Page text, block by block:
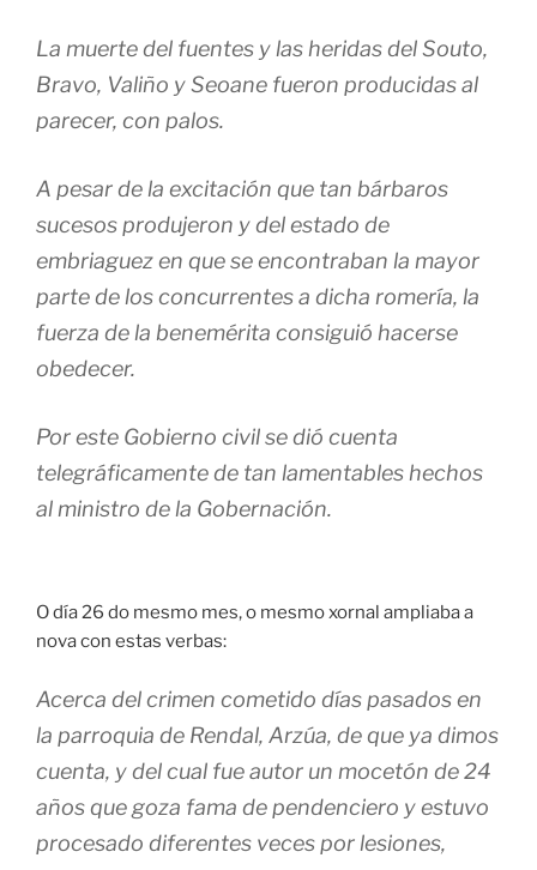
La muerte del fuentes y las heridas del Souto,
Bravo, Valiño y Seoane fueron producidas al
parecer, con palos.
A pesar de la excitación que tan bárbaros
sucesos produjeron y del estado de
embriaguez en que se encontraban la mayor
parte de los concurrentes a dicha romería, la
fuerza de la benemérita consiguió hacerse
obedecer.
Por este Gobierno civil se dió cuenta
telegráficamente de tan lamentables hechos
al ministro de la Gobernación.
O día 26 do mesmo mes, o mesmo xornal ampliaba a
nova con estas verbas:
Acerca del crimen cometido días pasados en
la parroquia de Rendal, Arzúa, de que ya dimos
cuenta, y del cual fue autor un mocetón de 24
años que goza fama de pendenciero y estuvo
procesado diferentes veces por lesiones,